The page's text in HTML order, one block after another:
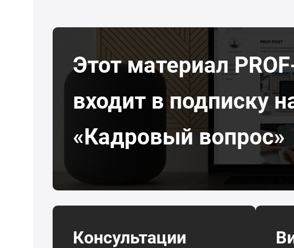
Этот материал
входит в подписку
«Кадровый вопрос»
Консультации